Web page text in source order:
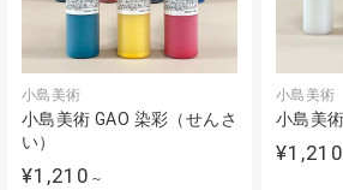
小島美術
小島美術 GAO 染彩（せんさ
い）
¥1,210 ～
小島美術
小島美
¥1,210